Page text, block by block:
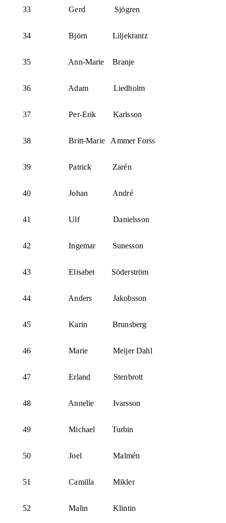
33 Gerd Sjögren
34 Björn Liljekrantz
35 Ann-Marie Branje
36 Adam Liedholm
37 Per-Erik Karlsson
38 Britt-Marie Ammer Forss
39 Patrick Zarén
40 Johan André
41 Ulf Danielsson
42 Ingemar Sunesson
43 Elisabet Söderström
44 Anders Jakobsson
45 Karin Brunsberg
46 Marie Meijer Dahl
47 Erland Stenbrott
48 Annelie Ivarsson
49 Michael Turbin
50 Joel Malmén
51 Camilla Mikler
52 Malin Klintin